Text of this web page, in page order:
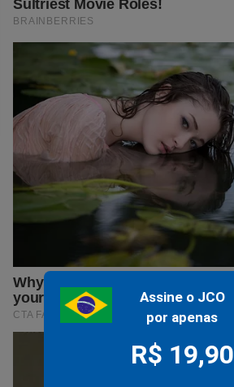
Assine o JCO
por apenas
R$ 19,90